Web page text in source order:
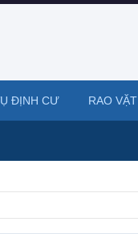
ĐỊNH CƯ RAO VẶT